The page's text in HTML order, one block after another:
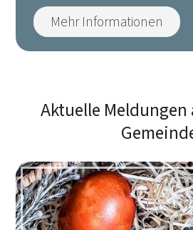
Mehr Informationen
Aktuelle Meldungen